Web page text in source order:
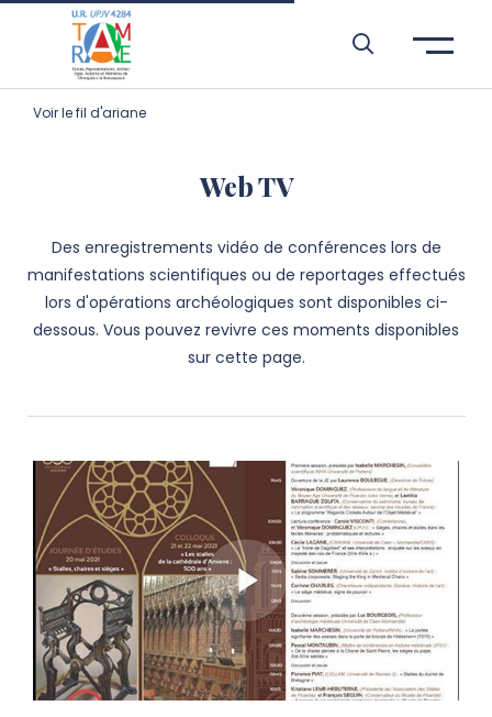
Aller à l’entête de page
Aller au menu principale
Aller au contenu principal
Aller à la recherche
Passer aux cookies
Aller au pied de page
Voir le fil d'ariane
Web TV
Des enregistrements vidéo de conférences lors de
manifestations scientifiques ou de reportages effectués
lors d'opérations archéologiques sont disponibles ci-
dessous. Vous pouvez revivre ces moments disponibles
sur cette page.